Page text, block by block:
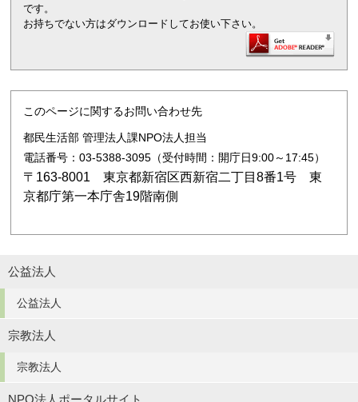
です。
お持ちでない方はダウンロードしてお使い下さい。
このページに関するお問い合わせ先
都民生活部 管理法人課NPO法人担当
電話番号：03-5388-3095（受付時間：開庁日9:00～17:45）
〒163-8001 東京都新宿区西新宿二丁目8番1号 東
京都庁第一本庁舎19階南側
公益法人
公益法人
宗教法人
宗教法人
NPO法人ポータルサイト